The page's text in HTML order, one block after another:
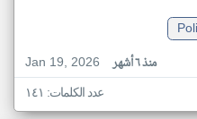
Jan 19, 2026
منذ ٦ أشهر
عدد الكلمات: ١٤١